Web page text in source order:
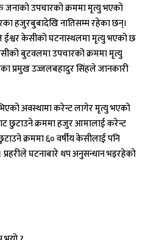
जनाको उपचारको क्रममा मृत्यु भएको
हजुरबुबादेखि नातिसम्म रहेका छन्।
ईश्वर केसीको घटनास्थलमा मृत्यु भएको छ
बुटवलमा उपचारको क्रममा मृत्यु
प्रमुख उज्जलबहादुर सिंहले जानकारी
अवस्थामा करेन्ट लागेर मृत्यु भएको
छुटाउने क्रममा हजुर आमालाई करेन्ट
क्रममा ६० वर्षीय केसीलाई पनि
घटनाबारे थप अनुसन्धान भइरहेको